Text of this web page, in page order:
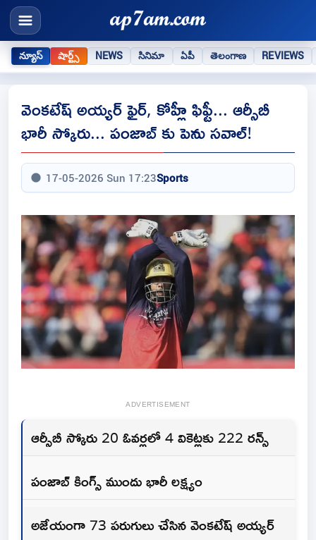
న్యూస్ షార్ట్స్ NEWS సినిమా ఏపీ తెలంగాణ REVIEWS
వెంకటేష్ అయ్యర్ ఫైర్, కోహ్లీ ఫిఫ్టీ... ఆర్సీబీ
భారీ స్కోరు... పంజాబ్ కు పెను సవాల్!
17-05-2026 Sun 17:23Sports
ADVERTISEMENT
ఆర్సీబీ స్కోరు 20 ఓవర్లలో 4 వికెట్లకు 222 రన్స్
పంజాబ్ కింగ్స్‌ ముందు భారీ లక్ష్యం
అజేయంగా 73 పరుగులు చేసిన వెంకటేష్ అయ్యర్